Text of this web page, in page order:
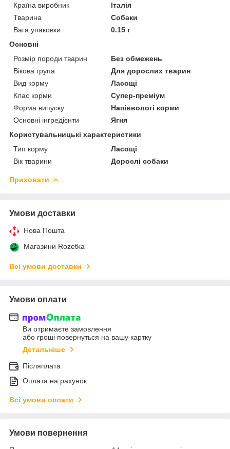
Країна виробник
Італія
Тварина
Собаки
Вага упаковки
0.15 г
Основні
Розмір породи тварин
Без обмежень
Вікова група
Для дорослих тварин
Вид корму
Ласощі
Клас корми
Супер-преміум
Форма випуску
Напіввологі корми
Основні інгредієнти
Ягня
Користувальницькі характеристики
Тип корму
Ласощі
Вік тварини
Дорослі собаки
Приховати
Умови доставки
Нова Пошта
Магазини Rozetka
Всі умови доставки
Умови оплати
Ви отримаєте замовлення
або гроші повернуться на вашу картку
Детальніше
Післяплата
Оплата на рахунок
Всі умови оплати
Умови повернення